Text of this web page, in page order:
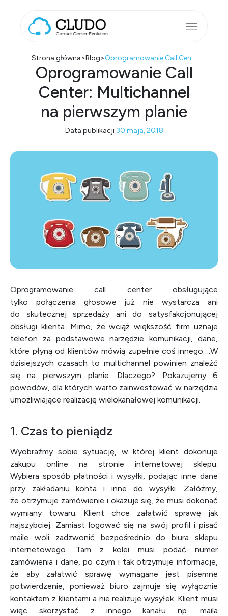
Main Navigation
Strona główna>Blog> Oprogramowanie Call Center: Multichannel na pierwszym planie
Oprogramowanie Call
Center: Multichannel
na pierwszym planie
Data publikacji 30 maja, 2018
Oprogramowanie call center obsługujące
tylko połączenia głosowe już nie wystarcza ani
do skutecznej sprzedaży ani do satysfakcjonującej
obsługi klienta. Mimo, że wciąż większość firm uznaje
telefon za podstawowe narzędzie komunikacji, dane,
które płyną od klientów mówią zupełnie coś innego….W
dzisiejszych czasach to multichannel powinien znaleźć
się na pierwszym planie. Dlaczego? Pokazujemy 6
powodów, dla których warto zainwestować w narzędzia
umożliwiające realizację wielokanałowej komunikacji.
1. Czas to pieniądz
Wyobraźmy sobie sytuację, w której klient dokonuje
zakupu online na stronie internetowej sklepu.
Wybiera sposób płatności i wysyłki, podając inne dane
przy zakładaniu konta i inne do wysyłki. Załóżmy,
że otrzymuje zamówienie i okazuje się, że musi dokonać
wymiany towaru. Klient chce załatwić sprawę jak
najszybciej. Zamiast logować się na swój profil i pisać
maile woli zadzwonić bezpośrednio do biura sklepu
internetowego. Tam z kolei musi podać numer
zamówienia i dane, po czym i tak otrzymuje informacje,
że aby załatwić sprawę wymagane jest pisemne
potwierdzenie, ponieważ biuro zajmuje się wyłącznie
kontaktem z klientami a nie realizuje wysyłek. Klient musi
więc skorzystać z innego kanału np. maila